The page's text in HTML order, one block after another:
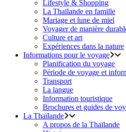
Lifestyle & Shopping
La Thaïlande en famille
Mariage et lune de miel
Voyager de manière
Culture et art
Expériences dans la nature
Informations pour le voyage
Planification du voyage
Période de voyage et
Transport
La langue
Information touristique
Brochures et guides de
La Thaïlande
A propos de la Thaïlande